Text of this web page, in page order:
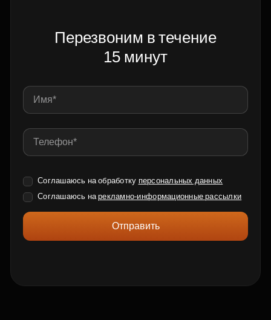
Перезвоним в течение
15 минут
Соглашаюсь на обработку персональных данных
Соглашаюсь нарекламно-информационные рассылки
Отправить